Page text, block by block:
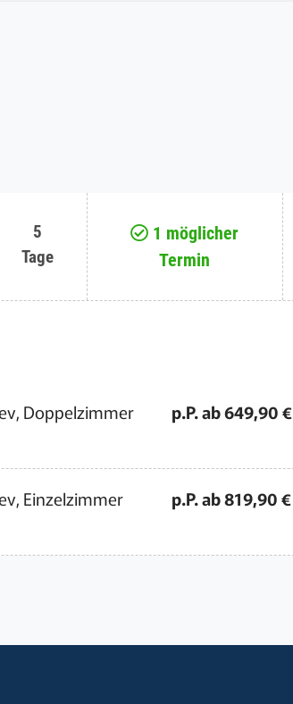
5
Tage
1 möglicher
Termin
Doppelzimmer p.P. ab 649,90 €
Einzelzimmer p.P. ab 819,90 €